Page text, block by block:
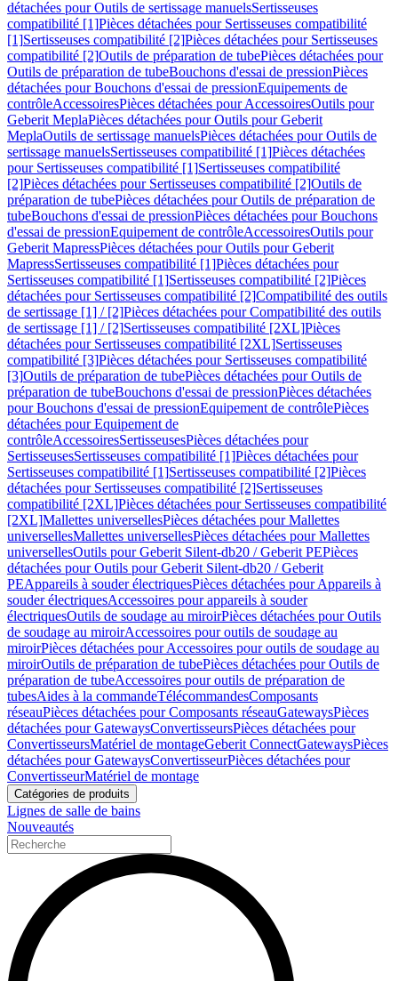
détachées pour Outils de sertissage manuelsSertisseuses
compatibilité [1]Pièces détachées pour Sertisseuses compatibilité
[1]Sertisseuses compatibilité [2]Pièces détachées pour Sertisseuses
compatibilité [2]Outils de préparation de tubePièces détachées pour
Outils de préparation de tubeBouchons d'essai de pressionPièces
détachées pour Bouchons d'essai de pressionEquipements de
contrôleAccessoiresPièces détachées pour AccessoiresOutils pour
Geberit MeplaPièces détachées pour Outils pour Geberit
MeplaOutils de sertissage manuelsPièces détachées pour Outils de
sertissage manuelsSertisseuses compatibilité [1]Pièces détachées
pour Sertisseuses compatibilité [1]Sertisseuses compatibilité
[2]Pièces détachées pour Sertisseuses compatibilité [2]Outils de
préparation de tubePièces détachées pour Outils de préparation de
tubeBouchons d'essai de pressionPièces détachées pour Bouchons
d'essai de pressionEquipement de contrôleAccessoiresOutils pour
Geberit MapressPièces détachées pour Outils pour Geberit
MapressSertisseuses compatibilité [1]Pièces détachées pour
Sertisseuses compatibilité [1]Sertisseuses compatibilité [2]Pièces
détachées pour Sertisseuses compatibilité [2]Compatibilité des outils
de sertissage [1] / [2]Pièces détachées pour Compatibilité des outils
de sertissage [1] / [2]Sertisseuses compatibilité [2XL]Pièces
détachées pour Sertisseuses compatibilité [2XL]Sertisseuses
compatibilité [3]Pièces détachées pour Sertisseuses compatibilité
[3]Outils de préparation de tubePièces détachées pour Outils de
préparation de tubeBouchons d'essai de pressionPièces détachées
pour Bouchons d'essai de pressionEquipement de contrôlePièces
détachées pour Equipement de
contrôleAccessoiresSertisseusesPièces détachées pour
SertisseusesSertisseuses compatibilité [1]Pièces détachées pour
Sertisseuses compatibilité [1]Sertisseuses compatibilité [2]Pièces
détachées pour Sertisseuses compatibilité [2]Sertisseuses
compatibilité [2XL]Pièces détachées pour Sertisseuses compatibilité
[2XL]Mallettes universellesPièces détachées pour Mallettes
universellesMallettes universellesPièces détachées pour Mallettes
universellesOutils pour Geberit Silent-db20 / Geberit PEPièces
détachées pour Outils pour Geberit Silent-db20 / Geberit
PEAppareils à souder électriquesPièces détachées pour Appareils à
souder électriquesAccessoires pour appareils à souder
électriquesOutils de soudage au miroirPièces détachées pour Outils
de soudage au miroirAccessoires pour outils de soudage au
miroirPièces détachées pour Accessoires pour outils de soudage au
miroirOutils de préparation de tubePièces détachées pour Outils de
préparation de tubeAccessoires pour outils de préparation de
tubesAides à la commandeTélécommandesComposants
réseauPièces détachées pour Composants réseauGatewaysPièces
détachées pour GatewaysConvertisseursPièces détachées pour
ConvertisseursMatériel de montageGeberit ConnectGatewaysPièces
détachées pour GatewaysConvertisseurPièces détachées pour
ConvertisseurMatériel de montage
Catégories de produits
Lignes de salle de bains
Nouveautés